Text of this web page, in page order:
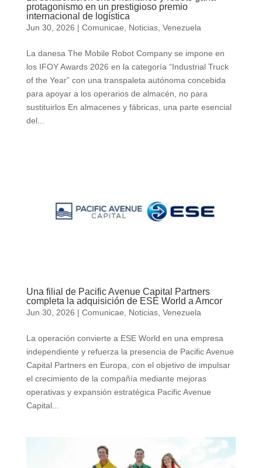
protagonismo en un prestigioso premio
internacional de logística
Jun 30, 2026 | Comunicae Noticias, Venezuela
La danesa The Mobile Robot Company se impone en
los IFOY Awards 2026 en la categoría “Industrial Truck
of the Year” con una transpaleta autónoma concebida
para apoyar a los operarios de almacén, no para
sustituirlos En almacenes y fábricas, una parte esencial
del...
Una filial de Pacific Avenue Capital Partners
completa la adquisición de ESE World a Amcor
Jun 30, 2026 | Comunicae, Noticias, Venezuela
La operación convierte a ESE World en una empresa
independiente y refuerza la presencia de Pacific Avenue
Capital Partners en Europa, con el objetivo de impulsar
el crecimiento de la compañía mediante mejoras
operativas y expansión estratégica Pacific Avenue
Capital...